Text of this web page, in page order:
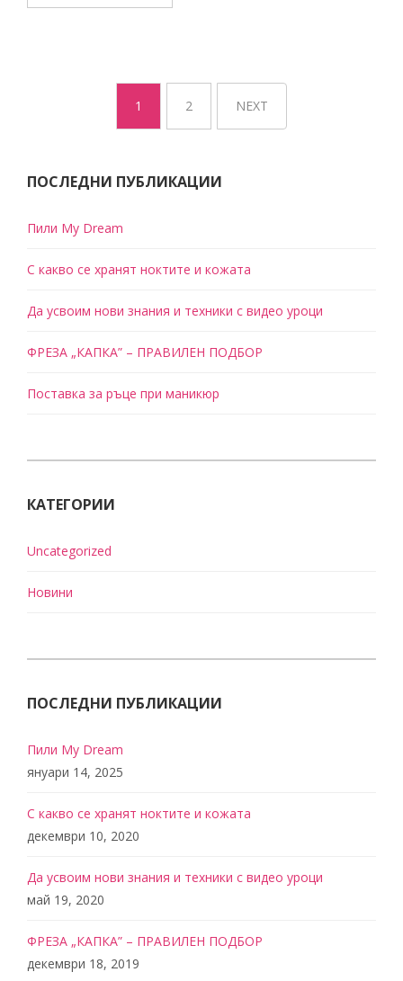
1 2 NEXT
ПОСЛЕДНИ ПУБЛИКАЦИИ
Пили My Dream
С какво се хранят ноктите и кожата
Да усвоим нови знания и техники с видео уроци
ФРЕЗА „КАПКА” – ПРАВИЛЕН ПОДБОР
Поставка за ръце при маникюр
КАТЕГОРИИ
Uncategorized
Новини
ПОСЛЕДНИ ПУБЛИКАЦИИ
Пили My Dream
януари 14, 2025
С какво се хранят ноктите и кожата
декември 10, 2020
Да усвоим нови знания и техники с видео уроци
май 19, 2020
ФРЕЗА „КАПКА” – ПРАВИЛЕН ПОДБОР
декември 18, 2019